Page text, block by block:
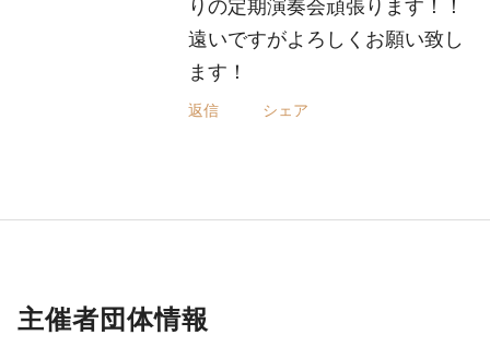
りの定期演奏会頑張ります！！
遠いですがよろしくお願い致し
ます！
返信 シェア
主催者団体情報